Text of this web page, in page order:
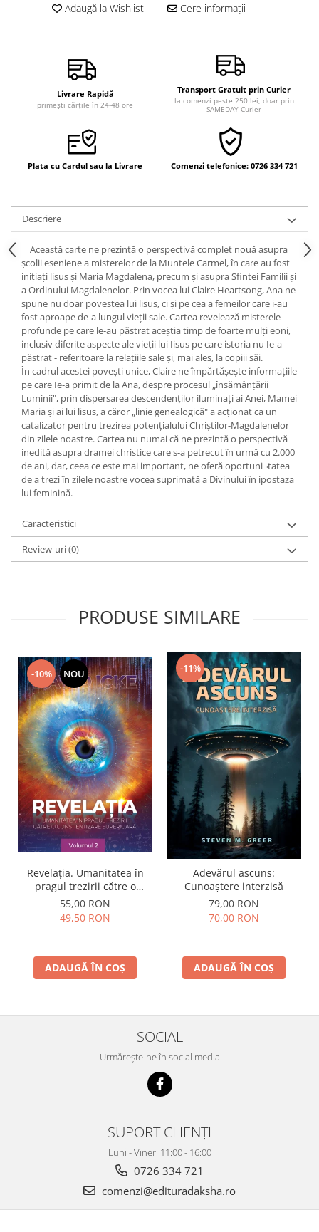
Relații de cuplu
Psihologie practică
Lumea îngerilor
Inspiraţie divină
Îngeri
Viaţa de după moarte
Cristale
Supă de pui pentru suflet
Yoga
Oracol
Spiritualitate şi ştiinţă
Fără categorie
Cunoaștere
Adaugă la Wishlist Cere informații
Livrare Rapidă
primești cărțile în 24-48 ore
Transport Gratuit prin Curier
la comenzi peste 250 lei, doar prin
SAMEDAY Curier
Plata cu Cardul sau la Livrare Comenzi telefonice: 0726 334 721
Descriere
Această carte ne prezintă o perspectivă complet nouă asupra
şcolii eseniene a misterelor de la Muntele Carmel, în care au fost
iniţiaţi lisus şi Maria Magdalena, precum şi asupra Sfintei Familii şi
a Ordinului Magdalenelor. Prin vocea lui Claire Heartsong, Ana ne
spune nu doar povestea lui lisus, ci şi pe cea a femeilor care i-au
fost aproape de-a lungul vieţii sale. Cartea revelează misterele
profunde pe care le-au păstrat aceştia timp de foarte mulţi eoni,
inclusiv diferite aspecte ale vieţii lui Iisus pe care istoria nu Ie-a
păstrat - referitoare la relaţiile sale şi, mai ales, la copiii săi.
În cadrul acestei poveşti unice, Claire ne împărtăşeşte informaţiile
pe care Ie-a primit de la Ana, despre procesul „însămânţării
Luminii", prin dispersarea descendenţilor iluminaţi ai Anei, Mamei
Maria şi ai lui lisus, a căror „linie genealogică" a acţionat ca un
catalizator pentru trezirea potenţialului Chriştilor-Magdalenelor
din zilele noastre. Cartea nu numai că ne prezintă o perspectivă
inedită asupra dramei christice care s-a petrecut în urmă cu 2.000
de ani, dar, ceea ce este mai important, ne oferă oportuni¬tatea
de a trezi în zilele noastre vocea suprimată a Divinului în ipostaza
lui feminină.
Caracteristici
Review-uri(0)
PRODUSE SIMILARE
-10% NOU
Revelația. Umanitatea în
pragul trezirii către o
conştientizare superioară,
volumul 2
55,00 RON
49,50 RON
ADAUGĂ ÎN COȘ
-11%
Adevărul ascuns:
Cunoaștere interzisă
79,00 RON
70,00 RON
ADAUGĂ ÎN COȘ
SOCIAL
Urmărește-ne în social media
SUPORT CLIENȚI
Luni - Vineri 11:00 - 16:00
0726 334 721
comenzi@edituradaksha.ro